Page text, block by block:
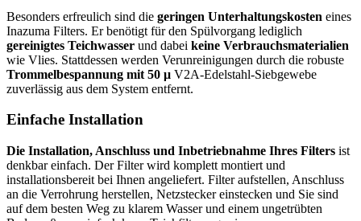
Besonders erfreulich sind die geringen Unterhaltungskosten eines
Inazuma Filters. Er benötigt für den Spülvorgang lediglich
gereinigtes Teichwasser und dabei keine Verbrauchsmaterialien
wie Vlies. Stattdessen werden Verunreinigungen durch die robuste
Trommelbespannung mit 50 μ V2A-Edelstahl-Siebgewebe
zuverlässig aus dem System entfernt.
Einfache Installation
Die Installation, Anschluss und Inbetriebnahme Ihres Filters ist
denkbar einfach. Der Filter wird komplett montiert und
installationsbereit bei Ihnen angeliefert. Filter aufstellen, Anschluss
an die Verrohrung herstellen, Netzstecker einstecken und Sie sind
auf dem besten Weg zu klarem Wasser und einem ungetrübten